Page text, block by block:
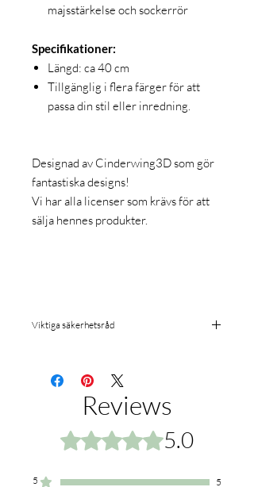
majsstärkelse och sockerrör
Specifikationer:
Längd: ca 40 cm
Tillgänglig i flera färger för att
passa din stil eller inredning.
Designad av Cinderwing3D som gör
fantastiska designs!
Vi har alla licenser som krävs för att
sälja hennes produkter.
Viktiga säkerhetsråd
en leksak. För att säkerställa en säker
användning av produkten, vänligen följ
dessa riktlinjer:
Ej avsedd för barn under
14 år. Produkten innehåller små delar
Reviews
Rated 5 out of 5 stars.5.0
5 5